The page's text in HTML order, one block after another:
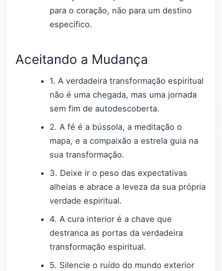
para o coração, não para um destino
específico.
Aceitando a Mudança
1. A verdadeira transformação espiritual
não é uma chegada, mas uma jornada
sem fim de autodescoberta.
2. A fé é a bússola, a meditação o
mapa, e a compaixão a estrela guia na
sua transformação.
3. Deixe ir o peso das expectativas
alheias e abrace a leveza da sua própria
verdade espiritual.
4. A cura interior é a chave que
destranca as portas da verdadeira
transformação espiritual.
5. Silencie o ruído do mundo exterior